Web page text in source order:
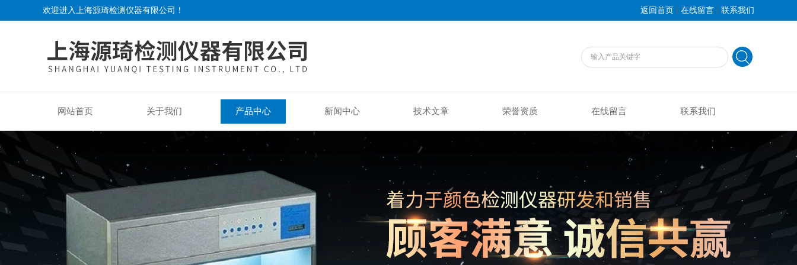
欢迎进入上海源琦检测仪器有限公司！ 返回首页 | 在线留言 | 联系我们
网站首页 关于我们 产品中心 新闻中心 技术文章 荣誉资质 在线留言 联系我们